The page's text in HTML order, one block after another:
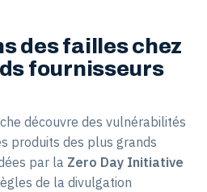
des failles chez
fournisseurs
découvre des vulnérabilités
produits des plus grands
par la Zero Day Initiative
de la divulgation